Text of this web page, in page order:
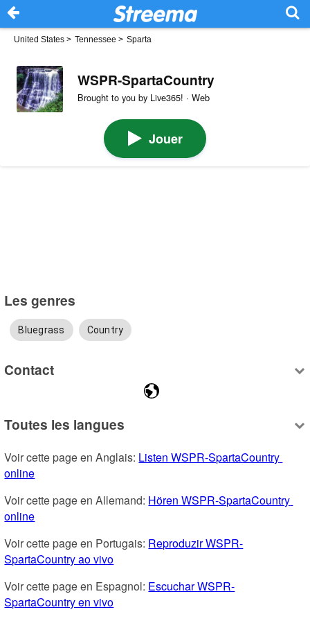
United States > Tennessee > Sparta
WSPR-SpartaCountry
Brought to you by Live365! · Web
Jouer
Les genres
Bluegrass Country
Contact
Toutes les langues
Voir cette page en Anglais: Listen WSPR-SpartaCountry
online
Voir cette page en Allemand: Hören WSPR-SpartaCountry
online
Voir cette page en Portugais: Reproduzir WSPR-
SpartaCountry ao vivo
Voir cette page en Espagnol: Escuchar WSPR-
SpartaCountry en vivo